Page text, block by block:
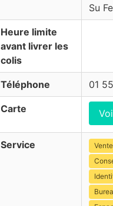
Su
Heure limite
avant livrer les
colis
Téléphone 01
Carte
Service